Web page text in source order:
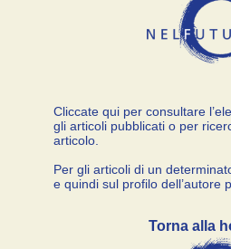
Cliccate qui per consultare
gli articoli pubblicati o per
articolo.
Per gli articoli di un
e quindi sul profilo dell’autore
Torna alla